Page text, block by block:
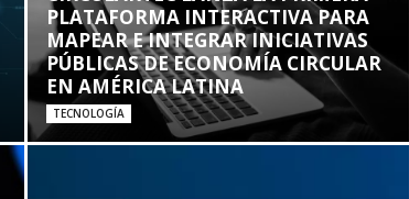
PLATAFORMA INTERACTIVA PARA
MAPEAR E INTEGRAR INICIATIVAS
PÚBLICAS DE ECONOMÍA CIRCULAR
EN AMÉRICA LATINA
TECNOLOGÍA